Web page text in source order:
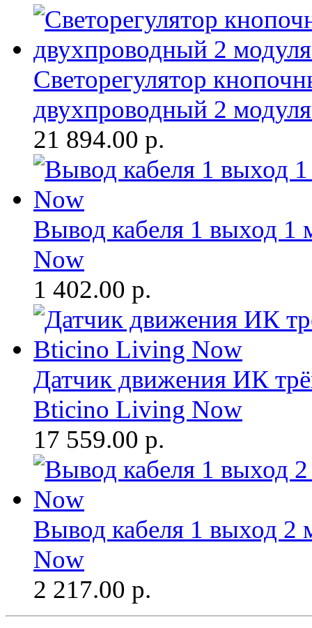
Светорегулятор
двухпроводный 2
21 894.00 р.
Вывод кабеля 1 выход
Now
1 402.00 р.
Датчик движения ИК
Bticino Living Now
17 559.00 р.
Вывод кабеля 1 выход
Now
2 217.00 р.